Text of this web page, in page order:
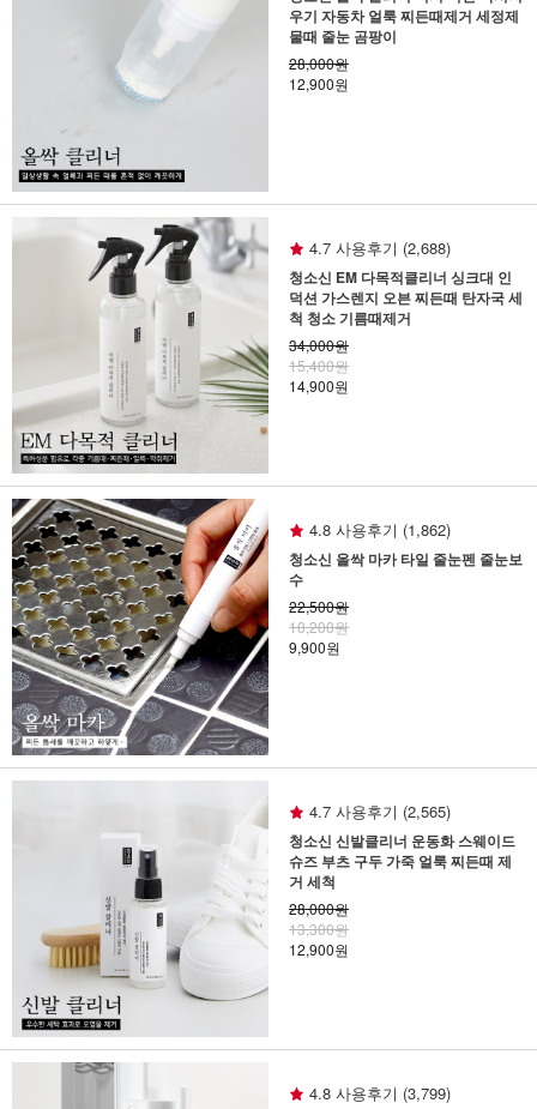
우기 자동차 얼룩 찌든때제거 세정제
물때 줄눈 곰팡이
28,000원
12,900원
4.7 사용후기 (2,688)
청소신 EM 다목적클리너 싱크대 인
덕션 가스렌지 오븐 찌든때 탄자국 세
척 청소 기름때제거
34,000원
15,400원
14,900원
4.8 사용후기 (1,862)
청소신 올싹 마카 타일 줄눈펜 줄눈보
수
22,500원
10,200원
9,900원
4.7 사용후기 (2,565)
청소신 신발클리너 운동화 스웨이드
슈즈 부츠 구두 가죽 얼룩 찌든때 제
거 세척
28,000원
13,300원
12,900원
4.8 사용후기 (3,799)